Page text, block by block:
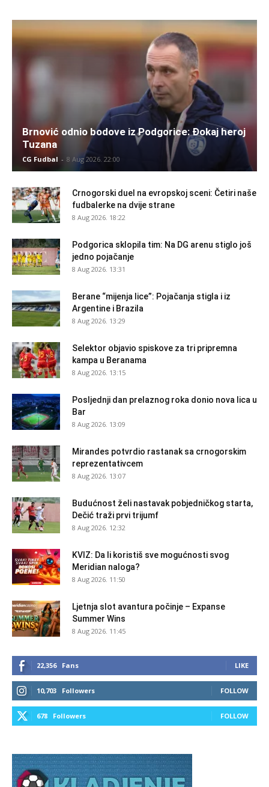
Brnović odnio bodove iz Podgorice: Đokaj heroj
Tuzana
CG Fudbal - 8 Aug 2026. 22:00
Crnogorski duel na evropskoj sceni: Četiri naše
fudbalerke na dvije strane
8 Aug 2026. 18:22
Podgorica sklopila tim: Na DG arenu stiglo još
jedno pojačanje
8 Aug 2026. 13:31
Berane “mijenja lice”: Pojačanja stigla i iz
Argentine i Brazila
8 Aug 2026. 13:29
Selektor objavio spiskove za tri pripremna
kampa u Beranama
8 Aug 2026. 13:15
Posljednji dan prelaznog roka donio nova lica u
Bar
8 Aug 2026. 13:09
Mirandes potvrdio rastanak sa crnogorskim
reprezentativcem
8 Aug 2026. 13:07
Budućnost želi nastavak pobjedničkog starta,
Dečić traži prvi trijumf
8 Aug 2026. 12:32
KVIZ: Da li koristiš sve mogućnosti svog
Meridian naloga?
8 Aug 2026. 11:50
Ljetnja slot avantura počinje – Expanse
Summer Wins
8 Aug 2026. 11:45
22,356 Fans LIKE
10,703 Followers FOLLOW
678 Followers FOLLOW